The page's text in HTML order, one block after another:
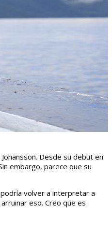
Desde su debut en
embargo, parece que su
podría volver a interpretar a
eso. Creo que es